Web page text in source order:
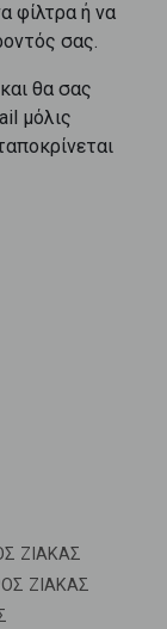
φίλτρα ή να
σας.
θα σας
μόλις
ΖΙΑΚΑΣ
ΖΙΑΚΑΣ